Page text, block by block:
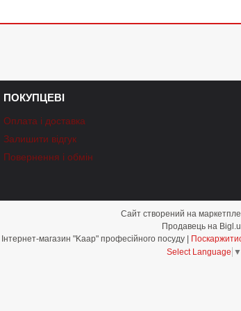
ПОКУПЦЕВІ
Оплата і доставка
Залишити відгук
Повернення і обмін
Сайт створений на
Продавець на
Select Language ▼